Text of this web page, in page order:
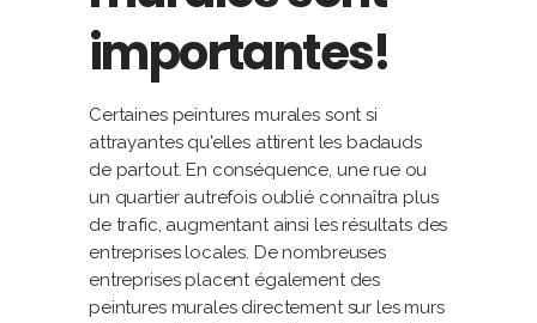
importantes!
Certaines peintures murales sont si
attrayantes qu'elles attirent les badauds
de partout. En conséquence, une rue ou
un quartier autrefois oublié connaîtra plus
de trafic, augmentant ainsi les résultats des
entreprises locales. De nombreuses
entreprises placent également des
peintures murales directement sur les murs